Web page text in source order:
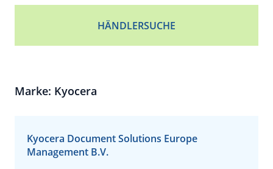
HÄNDLERSUCHE
Marke: Kyocera
Kyocera Document Solutions Europe
Management B.V.